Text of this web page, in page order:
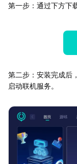
第一步：通过下方下
第二步：安装完成后
启动联机服务。